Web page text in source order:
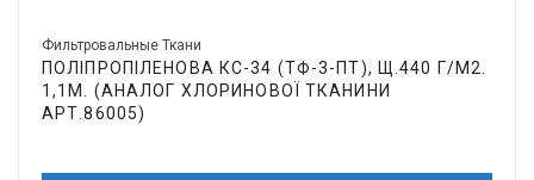
Фильтровальные Ткани
ПОЛІПРОПІЛЕНОВА КС-34 (ТФ-3-ПТ), Щ.440 Г/М2.
1,1М. (АНАЛОГ ХЛОРИНОВОЇ ТКАНИНИ
АРТ.86005)